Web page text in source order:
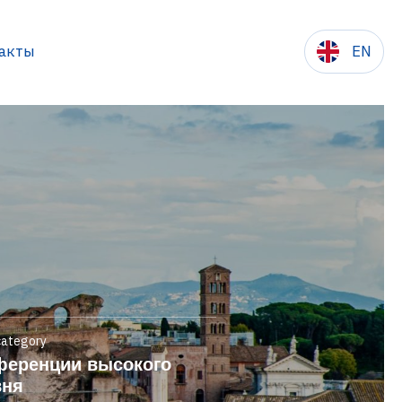
EN
высокого